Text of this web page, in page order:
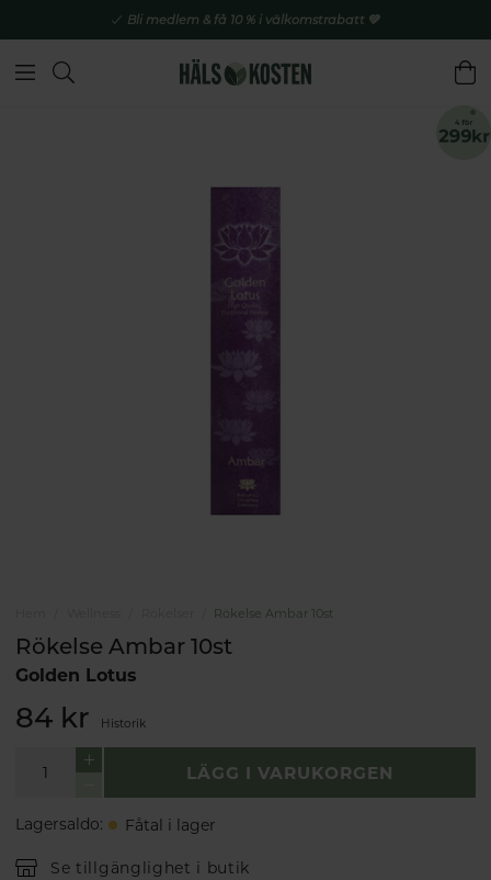
Bli medlem & få 10 % i välkomstrabatt 💚
Rökelse Ambar 10st
Rökelse Ambar 10st
Golden Lotus
84 kr Historik
LÄGG I VARUKORGEN
Lagersaldo: Fåtal i lager
Se tillgänglighet i butik